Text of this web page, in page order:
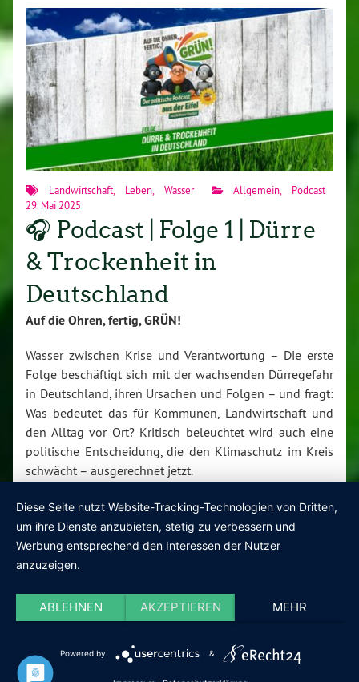
Landwirtschaft, Leben, Wasser Allgemein
Podcast
29. Mai 2025
🎧 Podcast | Folge 1 | Dürre
& Trockenheit in
Deutschland
Auf die Ohren, fertig, GRÜN!
Wasser zwischen Krise und Verantwortung – Die erste
Folge beschäftigt sich mit der wachsenden Dürregefahr
in Deutschland, ihren Ursachen und Folgen – und fragt:
Was bedeutet das für Kommunen, Landwirtschaft und
den Alltag vor Ort? Kritisch beleuchtet wird auch eine
politische Entscheidung, die den Klimaschutz im Kreis
schwächt – ausgerechnet jetzt.
Weiterlesen »
1 2
Diese Seite nutzt Website-Tracking-Technologien von Dritten,
um ihre Dienste anzubieten, stetig zu verbessern und
Werbung entsprechend den Interessen der Nutzer
anzuzeigen.
ABLEHNEN AKZEPTIEREN MEHR
Powered by &